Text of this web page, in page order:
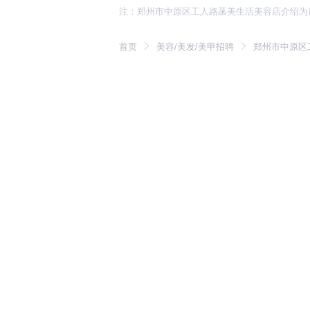
注：郑州市中原区工人路菡美生活美容店介绍
首页 美容/美发/美甲招聘 郑州市中原区